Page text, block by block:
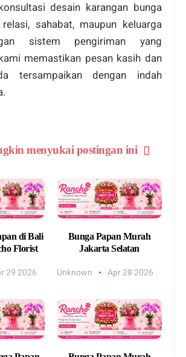
desain karangan bunga
sahabat, maupun keluarga
sistem pengiriman yang
memastikan pesan kasih dan
tersampaikan dengan indah
menyukai postingan ini
di Bali
Florist
29 2026
Bunga Papan Murah
Jakarta Selatan
Unknown Apr 28 2026